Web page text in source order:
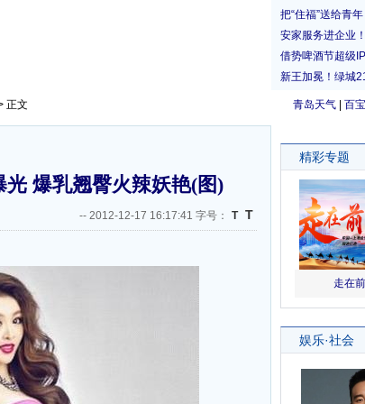
青岛天气 百
正文
爆乳翘臀火辣妖艳(图)
-- 2012-12-17 16:17:41 字号： T T